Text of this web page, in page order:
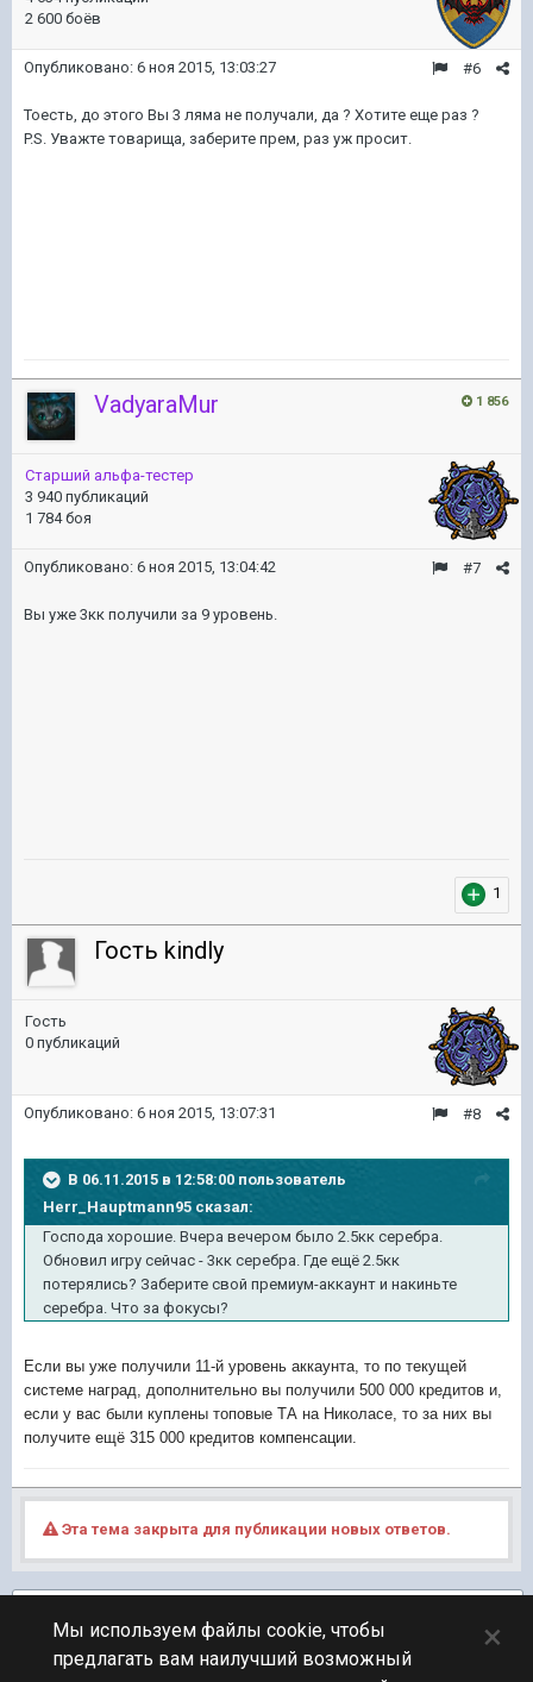
2 600 боёв
#6
Опубликовано: 6 ноя 2015, 13:03:27
Тоесть, до этого Вы 3 ляма не получали, да ? Хотите еще раз ?
P.S. Уважте товарища, заберите прем, раз уж просит.
1 856
VadyaraMur
Старший альфа-тестер
3 940 публикаций
1 784 боя
#7
Опубликовано: 6 ноя 2015, 13:04:42
Вы уже 3кк получили за 9 уровень.
1
Гость kindly
Гость
0 публикаций
#8
Опубликовано: 6 ноя 2015, 13:07:31
В 06.11.2015 в 12:58:00 пользователь
Herr_Hauptmann95 сказал:
Господа хорошие. Вчера вечером было 2.5кк серебра.
Обновил игру сейчас - 3кк серебра. Где ещё 2.5кк
потерялись? Заберите свой премиум-аккаунт и накиньте
серебра. Что за фокусы?
Если вы уже получили 11-й уровень аккаунта, то по текущей
системе наград, дополнительно вы получили 500 000 кредитов и,
если у вас были куплены топовые ТА на Николасе, то за них вы
получите ещё 315 000 кредитов компенсации.
Эта тема закрыта для публикации новых ответов.
ПЕРЕЙТИ К СПИСКУ ТЕМ
Мы используем файлы cookie, чтобы
предлагать вам наилучший возможный
×